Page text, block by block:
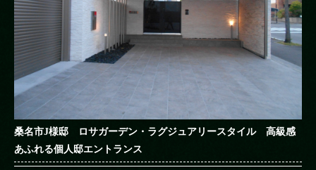
桑名市J様邸 ロサガーデン・ラグジュアリースタイル 高級感
あふれる個人邸エントランス